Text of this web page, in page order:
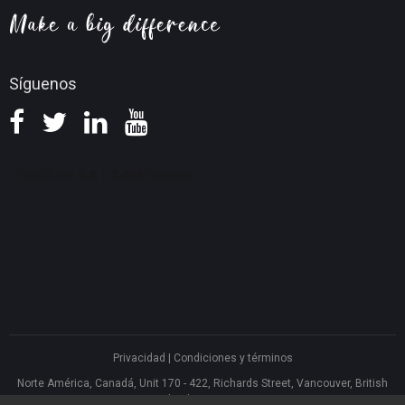
Síguenos
Privacidad
Condiciones y términos
Norte América, Canadá, Unit 170 - 422, Richards Street, Vancouver, British